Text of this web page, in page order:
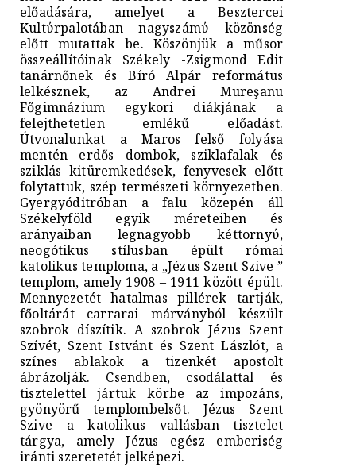
előadására, amelyet a Besztercei
Kultύrpalotában nagyszámύ közönség
előtt mutattak be. Köszönjük a műsor
összeállítóinak Székely -Zsigmond Edit
tanárnőnek és Bíró Alpár református
lelkésznek, az Andrei Mureşanu
Főgimnázium egykori diákjának a
felejthetetlen emlékű előadást.
Útvonalunkat a Maros felső folyása
mentén erdős dombok, sziklafalak és
sziklás kitüremkedések, fenyvesek előtt
folytattuk, szép természeti környezetben.
Gyergyóditróban a falu közepén áll
Székelyföld egyik méreteiben és
arányaiban legnagyobb kéttornyύ,
neogótikus stílusban épült római
katolikus temploma, a „Jézus Szent Szive ”
templom, amely 1908 – 1911 között épült.
Mennyezetét hatalmas pillérek tartják,
főoltárát carrarai márványból készült
szobrok díszítik. A szobrok Jézus Szent
Szívét, Szent Istvánt és Szent Lászlót, a
színes ablakok a tizenkét apostolt
ábrázolják. Csendben, csodálattal és
tisztelettel jártuk körbe az impozáns,
gyönyörű templombelsőt. Jézus Szent
Szive a katolikus vallásban tisztelet
tárgya, amely Jézus egész emberiség
iránti szeretetét jelképezi.